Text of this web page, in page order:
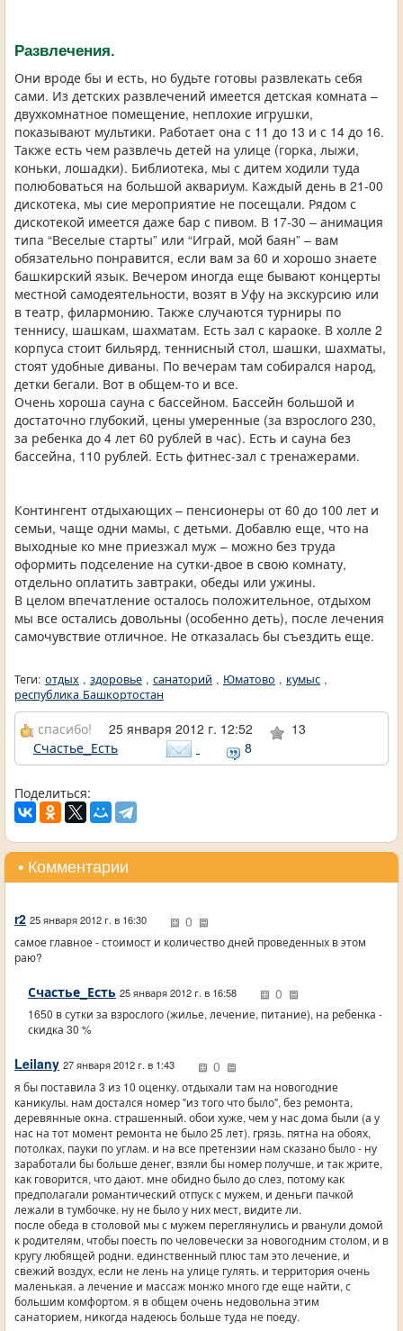
Развлечения.
Они вроде бы и есть, но будьте готовы развлекать себя
сами. Из детских развлечений имеется детская комната –
двухкомнатное помещение, неплохие игрушки,
показывают мультики. Работает она с 11 до 13 и с 14 до 16.
Также есть чем развлечь детей на улице (горка, лыжи,
коньки, лошадки). Библиотека, мы с дитем ходили туда
полюбоваться на большой аквариум. Каждый день в 21-00
дискотека, мы сие мероприятие не посещали. Рядом с
дискотекой имеется даже бар с пивом. В 17-30 – анимация
типа “Веселые старты” или “Играй, мой баян” – вам
обязательно понравится, если вам за 60 и хорошо знаете
башкирский язык. Вечером иногда еще бывают концерты
местной самодеятельности, возят в Уфу на экскурсию или
в театр, филармонию. Также случаются турниры по
теннису, шашкам, шахматам. Есть зал с караоке. В холле 2
корпуса стоит бильярд, теннисный стол, шашки, шахматы,
стоят удобные диваны. По вечерам там собирался народ,
детки бегали. Вот в общем-то и все.
Очень хороша сауна с бассейном. Бассейн большой и
достаточно глубокий, цены умеренные (за взрослого 230,
за ребенка до 4 лет 60 рублей в час). Есть и сауна без
бассейна, 110 рублей. Есть фитнес-зал с тренажерами.
Контингент отдыхающих – пенсионеры от 60 до 100 лет и
семьи, чаще одни мамы, с детьми. Добавлю еще, что на
выходные ко мне приезжал муж – можно без труда
оформить подселение на сутки-двое в свою комнату,
отдельно оплатить завтраки, обеды или ужины.
В целом впечатление осталось положительное, отдыхом
мы все остались довольны (особенно деть), после лечения
самочувствие отличное. Не отказалась бы съездить еще.
Теги: отдых , здоровье , санаторий , Юматово , кумыс ,
республика Башкортостан
спасибо! 25 января 2012 г. 12:52
13
Счастье_Есть
8
Поделиться:
• Комментарии
r2 25 января 2012 г. в 16:30 0
самое главное - стоимост и количество дней проведенных в этом
раю?
Счастье_Есть 25 января 2012 г. в 16:58 0
1650 в сутки за взрослого (жилье, лечение, питание), на ребенка -
скидка 30 %
Leilany 27 января 2012 г. в 1:43 0
я бы поставила 3 из 10 оценку. отдыхали там на новогодние
каникулы. нам достался номер "из того что было", без ремонта,
деревянные окна. страшенный. обои хуже, чем у нас дома были (а у
нас на тот момент ремонта не было 25 лет). грязь. пятна на обоях,
потолках, пауки по углам. и на все претензии нам сказано было - ну
заработали бы больше денег, взяли бы номер получше, и так жрите,
как говорится, что дают. мне обидно было до слез, потому как
предполагали романтический отпуск с мужем, и деньги пачкой
лежали в тумбочке. ну не было у них мест, видите ли.
после обеда в столовой мы с мужем переглянулись и рванули домой
к родителям, чтобы поесть по человечески за новогодним столом, и в
кругу любящей родни. единственный плюс там это лечение, и
свежий воздух, если не лень на улице гулять. и территория очень
маленькая. а лечение и массаж монжо много где еще найти, с
большим комфортом. я в общем очень недовольна этим
санаторием, никогда надеюсь больше туда не поеду.